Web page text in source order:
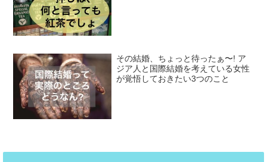
その結婚、ちょっと待ったぁ〜! ア
ジア人と国際結婚を考えている女性
が覚悟しておきたい3つのこと